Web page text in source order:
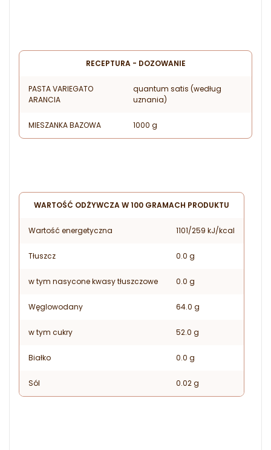
RECEPTURA - DOZOWANIE
PASTA VARIEGATO
ARANCIA
quantum satis (według
uznania)
MIESZANKA BAZOWA 1000 g
WARTOŚĆ ODŻYWCZA W 100 GRAMACH PRODUKTU
Wartość energetyczna 1101/259 kJ/kcal
Tłuszcz 0.0 g
w tym nasycone kwasy tłuszczowe 0.0 g
Węglowodany 64.0 g
w tym cukry 52.0 g
Białko 0.0 g
Sól 0.02 g